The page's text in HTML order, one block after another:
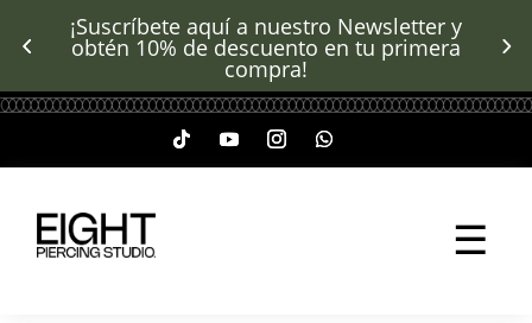
¡Suscríbete aquí a nuestro Newsletter y
obtén 10% de descuento en tu primera
compra!
☰